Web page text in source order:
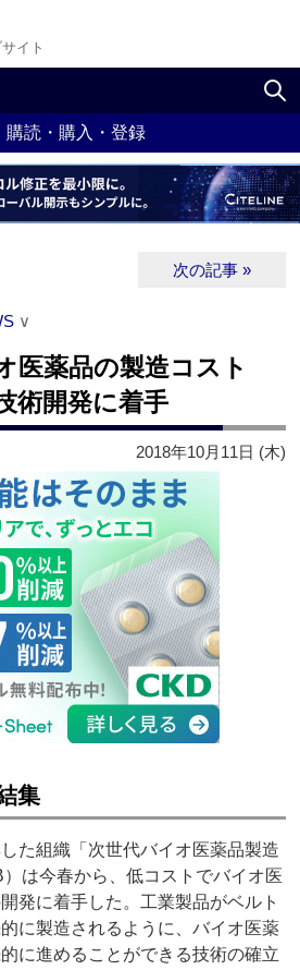
イト
購読・購入・登録
次の記事 »
∨
医薬品の製造コスト
術開発に着手
2018年10月11日 (木)
集
た組織「次世代バイオ医薬品製造
は今春から、低コストでバイオ医
発に着手した。工業製品がベルト
に製造されるように、バイオ医薬
に進めることができる技術の確立